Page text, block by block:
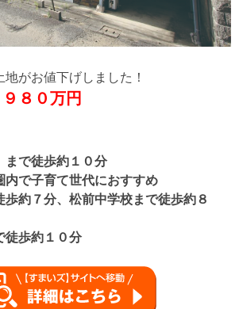
がお値下げしました！
８０万円
まで徒歩約１０分
内で子育て世代におすすめ
歩約７分、 松前中学校まで徒歩約８
徒歩約１０分